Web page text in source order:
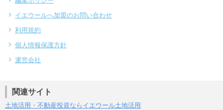
イエウールへ加盟のお問い合わせ
利用規約
個人情報保護方針
運営会社
関連サイト
土地活用・不動産投資ならイエウール土地活用